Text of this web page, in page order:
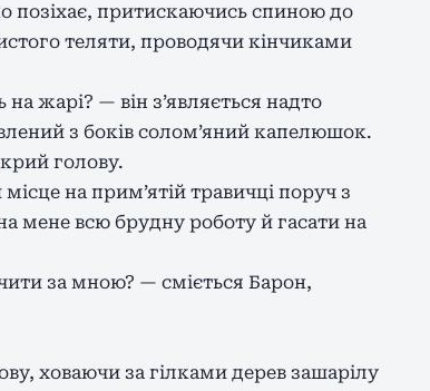
позіхає, притискаючись спиною до
теляти, проводячи кінчиками
жарі? — він з’являється надто
з боків солом’яний капелюшок.
голову.
на прим’ятій травичці поруч з
мене всю брудну роботу й гасати на
за мною? — сміється Барон,
ховаючи за гілками дерев зашарілу